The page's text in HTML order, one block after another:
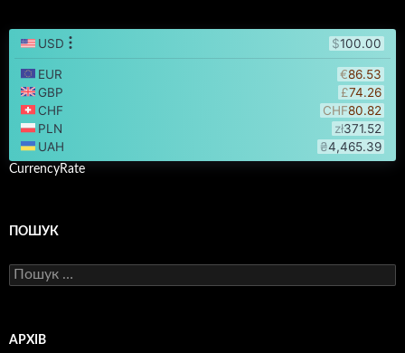
CurrencyRate
ПОШУК
Пошук:
АРХІВ